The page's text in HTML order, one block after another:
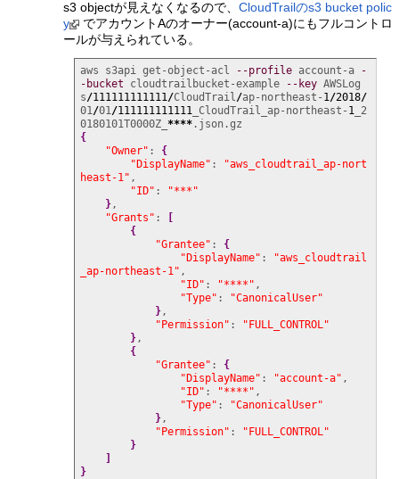
s3 objectが見えなくなるので、CloudTrailのs3 bucket polic
y
でアカウントAのオーナー(account-a)にもフルコントロ
ールが与えられている。
aws s3api get-object-acl --profile account-a
-
-bucket cloudtrailbucket-example --key AWSLog
s/111111111111 /CloudTrail /ap-northeast- 1 /2018/
01 /01 /111111111111 _CloudTrail_ap-northeast- 1
_2
0180101T0000Z_ ****
{
"Owner" : {
"DisplayName" :
"aws_cloudtrail_ap-nort
heast-1" ,
"ID" :
"***"
},
"Grants" :
[
{
"Grantee" : {
"DisplayName" :
"aws_cloudtrail
_ap-northeast-1" ,
"ID" : "****" ,
"Type" :
"CanonicalUser"
},
"Permission" :
"FULL_CONTROL"
},
{
"Grantee" : {
"DisplayName" : "account-a" ,
"ID" : "****" ,
"Type" :
"CanonicalUser"
},
"Permission" :
"FULL_CONTROL"
}
]
}